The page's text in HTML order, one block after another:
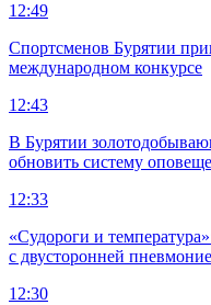
12:49
Спортсменов Бурятии
международном конкурсе
12:43
В Бурятии
обновить систему
12:33
«Судороги и
с двусторонней
12:30